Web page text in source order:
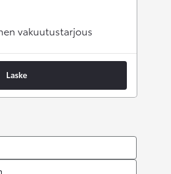
vakuutustarjous
Laske